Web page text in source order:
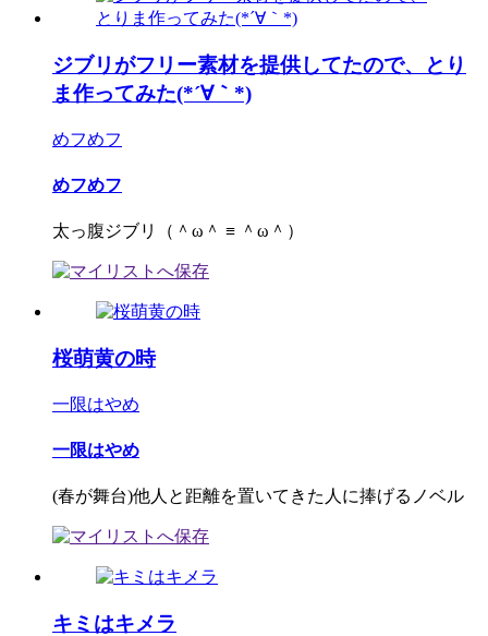
ジブリがフリー素材を提供してたので、とり
ま作ってみた(*´∀｀*)
めフめフ
めフめフ
太っ腹ジブリ（＾ω＾ ≡ ＾ω＾）
桜萌黄の時
一限はやめ
一限はやめ
(春が舞台)他人と距離を置いてきた人に捧げるノベル
キミはキメラ